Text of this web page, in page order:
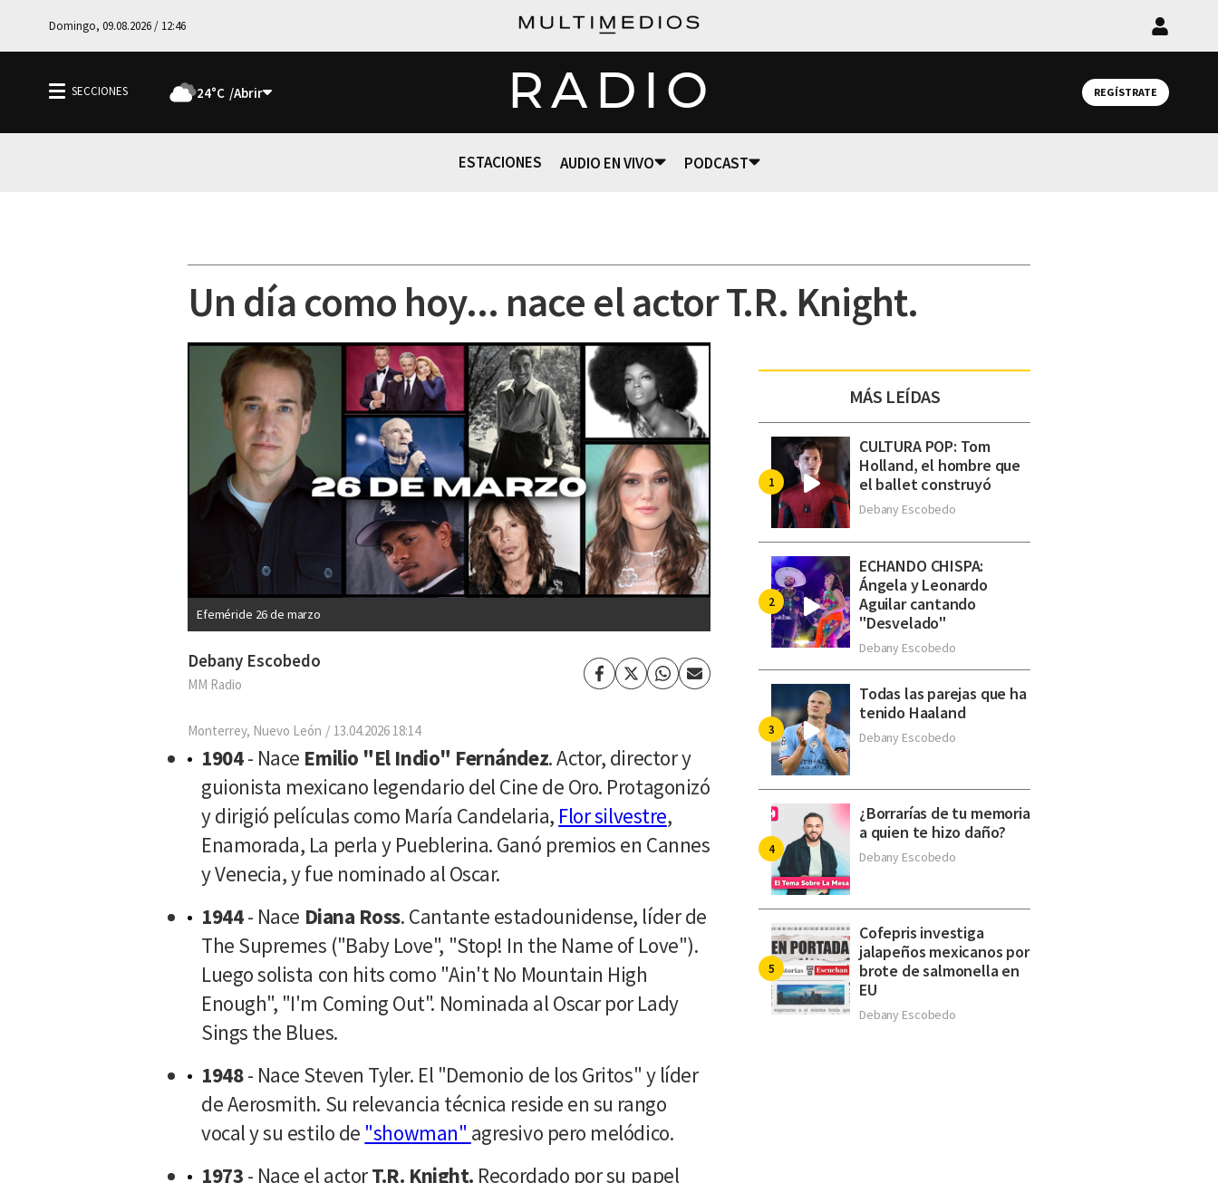
Domingo, 09.08.2026 / 12:46
Iniciar
24°C RADIO REGÍSTRATE
ESTACIONES AUDIO EN VIVO PODCAST
Un día como hoy... nace el actor T.R. Knight.
Efeméride 26 de marzo
Debany Escobedo
MM Radio Facebook
TwitterWhatsapp
Enviar
Monterrey, Nuevo León 13.04.2026 18:14
1904- Nace Emilio "El Indio" Fernández. Actor, director y
guionista mexicano legendario del Cine de Oro. Protagonizó
y dirigió películas como María Candelaria, Flor silvestre,
Enamorada, La perla y Pueblerina. Ganó premios en Cannes
y Venecia, y fue nominado al Oscar.
1944- Nace Diana Ross. Cantante estadounidense, líder de
The Supremes ("Baby Love", "Stop! In the Name of Love").
Luego solista con hits como "Ain't No Mountain High
Enough", "I'm Coming Out". Nominada al Oscar por Lady
Sings the Blues.
1948- Nace Steven Tyler. El "Demonio de los Gritos" y líder
de Aerosmith. Su relevancia técnica reside en su rango
vocal y su estilo de "showman" agresivo pero melódico.
1973 - Nace el actorT.R. Knight. Recordado por su papel
MÁS LEÍDAS
CULTURA POP: Tom
Holland, el hombre que
el ballet construyó
Debany Escobedo
ECHANDO CHISPA:
Ángela y Leonardo
Aguilar cantando
"Desvelado"
Debany Escobedo
Todas las parejas que ha
tenido Haaland
Debany Escobedo
¿Borrarías de tu memoria
a quien te hizo daño?
Debany Escobedo
Cofepris investiga
jalapeños mexicanos por
brote de salmonella en
EU
Debany Escobedo